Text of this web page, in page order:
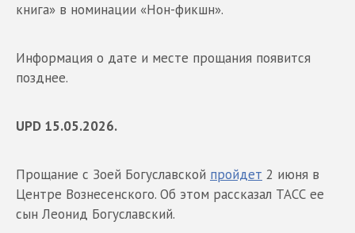
книга» в номинации «Нон-фикшн».
Информация о дате и месте прощания появится
позднее.
UPD 15.05.2026.
Прощание с Зоей Богуславской пройдет 2 июня в
Центре Вознесенского. Об этом рассказал ТАСС ее
сын Леонид Богуславский.